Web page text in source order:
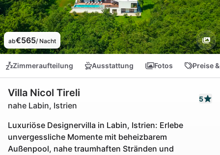
ab€565/ Nacht
Zimmeraufteilung Ausstattung Fotos Preise
Villa Nicol Tireli
nahe Labin, Istrien
5
Luxuriöse Designervilla in Labin, Istrien: Erlebe
unvergessliche Momente mit beheizbarem
Außenpool, nahe traumhaften Stränden und